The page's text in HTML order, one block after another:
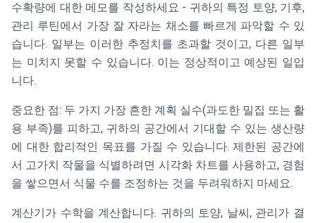
수확량에 대한 메모를 작성하세요 - 귀하의 특정 토양, 기후,
관리 루틴에서 가장 잘 자라는 채소를 빠르게 파악할 수 있
습니다. 일부는 이러한 추정치를 초과할 것이고, 다른 일부
는 미치지 못할 수 있습니다. 이는 정상적이고 예상된 일입
니다.
중요한 점: 두 가지 가장 흔한 계획 실수(과도한 밀집 또는 활
용 부족)를 피하고, 귀하의 공간에서 기대할 수 있는 생산량
에 대한 합리적인 목표를 가질 수 있습니다. 제한된 공간에
서 고가치 작물을 식별하려면 시각화 차트를 사용하고, 경험
을 쌓으면서 식물 수를 조정하는 것을 두려워하지 마세요.
계산기가 수학을 계산합니다. 귀하의 토양, 날씨, 관리가 결